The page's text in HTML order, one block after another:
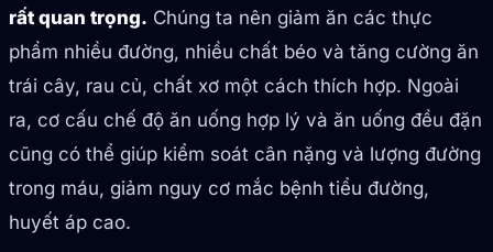
rất quan trọng. Chúng ta nên giảm ăn các thực
phẩm nhiều đường, nhiều chất béo và tăng cường ăn
trái cây, rau củ, chất xơ một cách thích hợp. Ngoài
ra, cơ cấu chế độ ăn uống hợp lý và ăn uống đều đặn
cũng có thể giúp kiểm soát cân nặng và lượng đường
trong máu, giảm nguy cơ mắc bệnh tiểu đường,
huyết áp cao.